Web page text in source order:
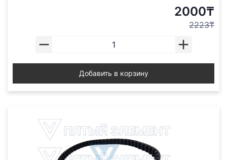
2000₸
2223₸
Добавить в корзину